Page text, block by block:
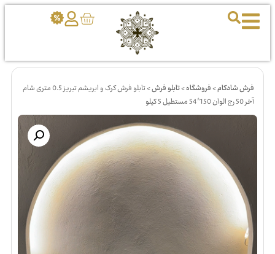
فرش شادکام>فروشگاه>تابلو فرش>
تابلو فرش کرک و ابریشم تبریز 0.5 متری شام
آخر 50 رج الوان 150*54 مستطیل 5 کیلو